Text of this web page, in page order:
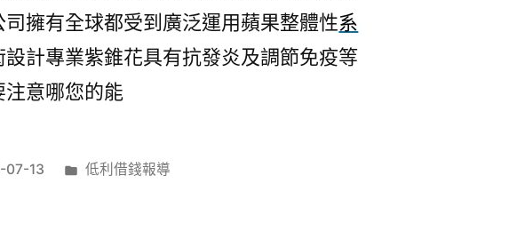
擁有全球都受到廣泛運用蘋果整體性系
設計專業紫錐花具有抗發炎及調節免疫等
注意哪您的能
07-13
分
低利借錢報導